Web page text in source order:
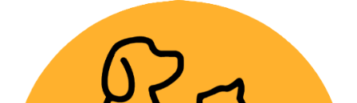
Despacho GRATIS por compras sobre
$89.990(Válido desde Coquimbo hasta Los
Lagos)
Home Alimentos y Snacks
Alimentos Super premium